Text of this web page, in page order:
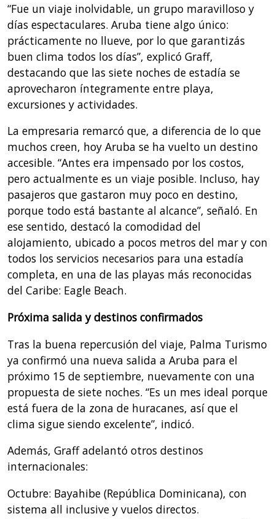
“Fue un viaje inolvidable, un grupo maravilloso y
días espectaculares. Aruba tiene algo único:
prácticamente no llueve, por lo que garantizás
buen clima todos los días”, explicó Graff,
destacando que las siete noches de estadía se
aprovecharon íntegramente entre playa,
excursiones y actividades.
La empresaria remarcó que, a diferencia de lo que
muchos creen, hoy Aruba se ha vuelto un destino
accesible. “Antes era impensado por los costos,
pero actualmente es un viaje posible. Incluso, hay
pasajeros que gastaron muy poco en destino,
porque todo está bastante al alcance”, señaló. En
ese sentido, destacó la comodidad del
alojamiento, ubicado a pocos metros del mar y con
todos los servicios necesarios para una estadía
completa, en una de las playas más reconocidas
del Caribe: Eagle Beach.
Próxima salida y destinos confirmados
Tras la buena repercusión del viaje, Palma Turismo
ya confirmó una nueva salida a Aruba para el
próximo 15 de septiembre, nuevamente con una
propuesta de siete noches. “Es un mes ideal porque
está fuera de la zona de huracanes, así que el
clima sigue siendo excelente”, indicó.
Además, Graff adelantó otros destinos
internacionales:
Octubre: Bayahibe (República Dominicana), con
sistema all inclusive y vuelos directos.